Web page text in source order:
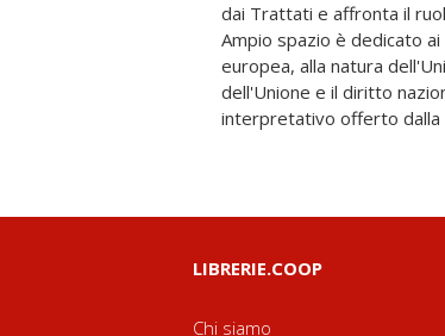
dai Trattati e affronta il
Ampio spazio è dedicato
europea, alla natura
dell'Unione e il diritto
interpretativo offerto dalla
informazioni pratiche
svolgono dinanzi agli organi
un glossario utile per
LIBRERIE.COOP
Chi siamo